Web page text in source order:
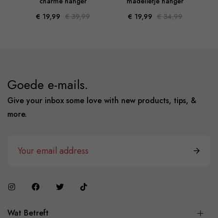
€ 19,99 € 39,99
€ 19,99 € 34,99
Goede e-mails.
Give your inbox some love with new products, tips, &
more.
Wat Betreft